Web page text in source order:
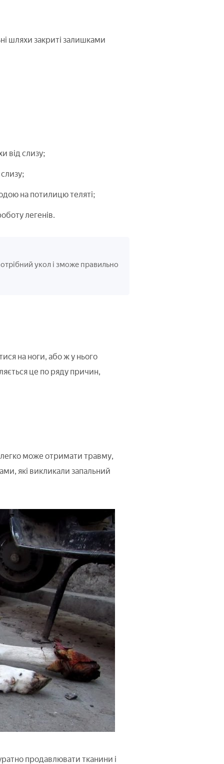
шляхи закриті залишками
від слизу;
на потилицю теляті;
легенів.
укол і зможе правильно
на ноги, або ж у нього
це по ряду причин,
може отримати травму,
які викликали запальний
продавлювати тканини і